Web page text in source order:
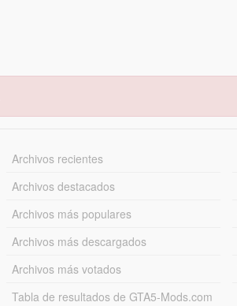
Archivos recientes
Archivos destacados
Archivos más populares
Archivos más descargados
Archivos más votados
Tabla de resultados de GTA5-Mods.com